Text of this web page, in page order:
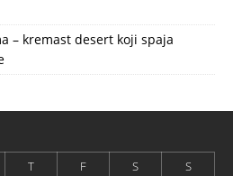
– kremast desert koji spaja
T F S
S